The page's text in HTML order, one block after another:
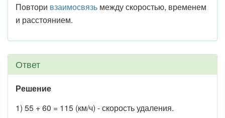
Повтори взаимосвязь между скоростью, временем
и расстоянием.
Ответ
Решение
1) 55 + 60 = 115 (км/ч) - скорость удаления.